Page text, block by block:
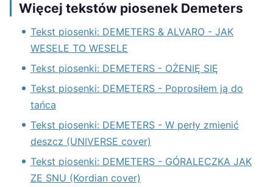
Więcej tekstów piosenek Demeters
Tekst piosenki: DEMETERS & ALVARO - JAK
WESELE TO WESELE
Tekst piosenki: DEMETERS - OŻENIĘ SIĘ
Tekst piosenki: DEMETERS - Poprosiłem ją do
tańca
Tekst piosenki: DEMETERS - W perły zmienić
deszcz (UNIVERSE cover)
Tekst piosenki: DEMETERS - GÓRALECZKA JAK
ZE SNU (Kordian cover)